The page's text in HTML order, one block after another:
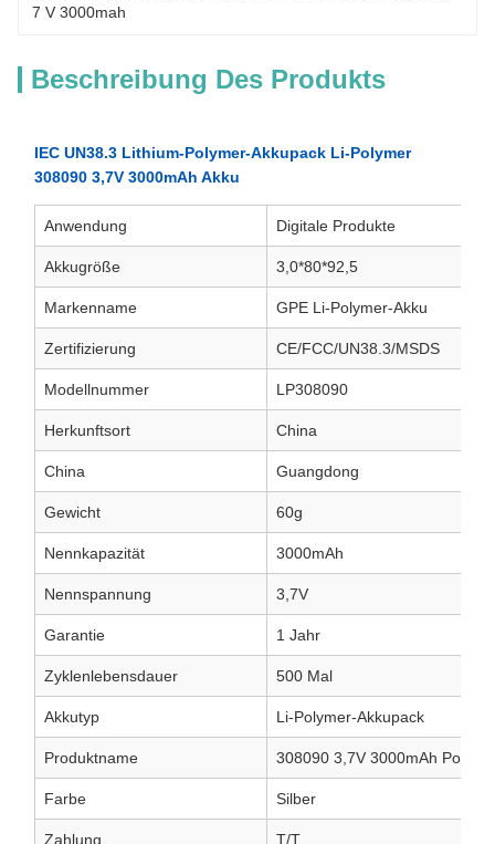
7 V 3000mah
Beschreibung Des Produkts
IEC UN38.3 Lithium-Polymer-Akkupack Li-Polymer
308090 3,7V 3000mAh Akku
Anwendung Digitale Produkte
Akkugröße 3,0*80*92,5
Markenname GPE Li-Polymer-Akku
Zertifizierung CE/FCC/UN38.3/MSDS
Modellnummer LP308090
Herkunftsort China
China Guangdong
Gewicht 60g
Nennkapazität 3000mAh
Nennspannung 3,7V
Garantie 1 Jahr
Zyklenlebensdauer 500 Mal
Akkutyp Li-Polymer-Akkupack
Produktname 308090 3,7V 3000mAh
Farbe Silber
Zahlung T/T